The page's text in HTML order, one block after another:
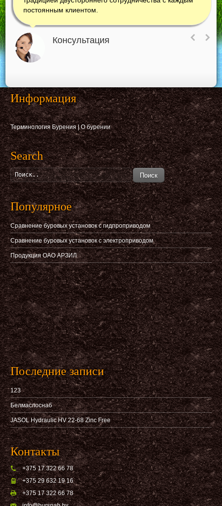
постоянным клиентом.
Консультация
Информация
Терминология Бурения|О бурении
Search
Поиск
Популярное
Сравнение буровых установок с гидпроприводом
Сравнение буровых установок с электроприводом
Продукция ОАО АРЗИЛ
Последние записи
123
Белмаслоснаб
JASOL Hydraulic HV 22-68 Zinc Free
Контакты
+375 17 322 66 78
+375 29 632 19 16
+375 17 322 66 78